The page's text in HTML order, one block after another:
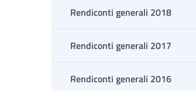
Rendiconti generali 2018
Rendiconti generali 2017
Rendiconti generali 2016